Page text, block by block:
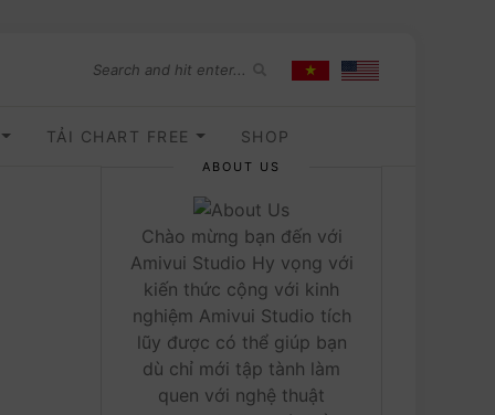
TẢI CHART FREE SHOP
ABOUT US
Chào mừng bạn đến với
Amivui Studio Hy vọng với
kiến thức cộng với kinh
nghiệm Amivui Studio tích
lũy được có thể giúp bạn
dù chỉ mới tập tành làm
quen với nghệ thuật